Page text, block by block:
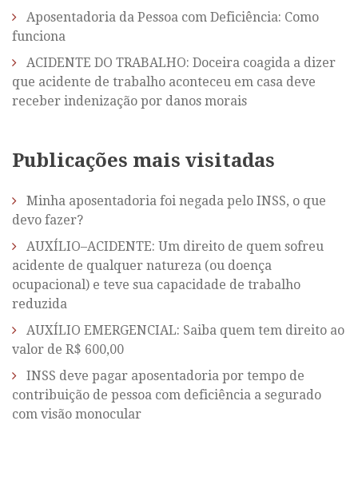
Aposentadoria da Pessoa com Deficiência: Como
funciona
ACIDENTE DO TRABALHO: Doceira coagida a dizer
que acidente de trabalho aconteceu em casa deve
receber indenização por danos morais
Publicações mais visitadas
Minha aposentadoria foi negada pelo INSS, o que
devo fazer?
AUXÍLIO–ACIDENTE: Um direito de quem sofreu
acidente de qualquer natureza (ou doença
ocupacional) e teve sua capacidade de trabalho
reduzida
AUXÍLIO EMERGENCIAL: Saiba quem tem direito ao
valor de R$ 600,00
INSS deve pagar aposentadoria por tempo de
contribuição de pessoa com deficiência a segurado
com visão monocular